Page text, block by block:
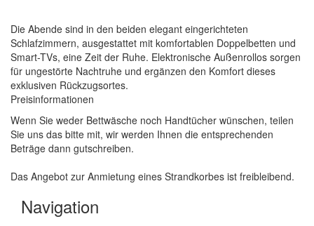
Die Abende sind in den beiden elegant eingerichteten
Schlafzimmern, ausgestattet mit komfortablen Doppelbetten und
Smart-TVs, eine Zeit der Ruhe. Elektronische Außenrollos sorgen
für ungestörte Nachtruhe und ergänzen den Komfort dieses
exklusiven Rückzugsortes.
Preisinformationen
Wenn Sie weder Bettwäsche noch Handtücher wünschen, teilen
Sie uns das bitte mit, wir werden Ihnen die entsprechenden
Beträge dann gutschreiben.
Das Angebot zur Anmietung eines Strandkorbes ist freibleibend.
Navigation